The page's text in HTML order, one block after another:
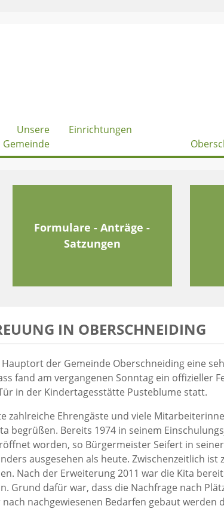
Unsere
Gemeinde
Einrichtungen
Formulare - Anträge -
Satzungen
IN OBERSCHNEIDING
der Gemeinde Oberschneiding eine
fand am vergangenen Sonntag ein offizieller
in der Kindertagesstätte Pusteblume statt.
zahlreiche Ehrengäste und viele
begrüßen. Bereits 1974 in seinem
worden, so Bürgermeister Seifert in
ausgesehen als heute. Zwischenzeitlich ist
Nach der Erweiterung 2011 war die Kita
Grund dafür war, dass die Nachfrage nach
nachgewiesenen Bedarfen gebaut werden